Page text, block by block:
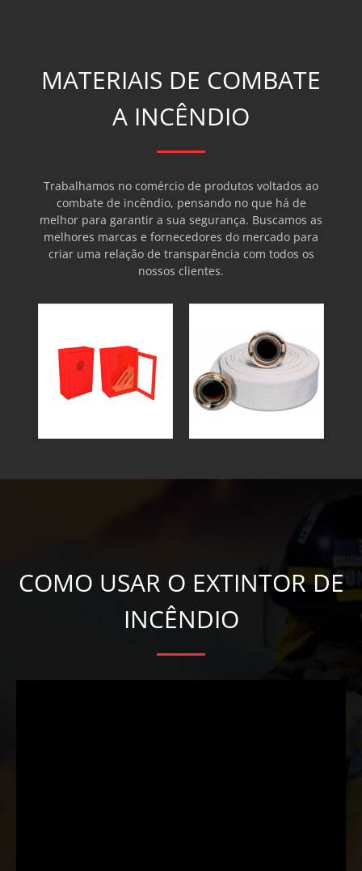
MATERIAIS DE COMBATE
A INCÊNDIO
Trabalhamos no comércio de produtos voltados ao
combate de incêndio, pensando no que há de
melhor para garantir a sua segurança. Buscamos as
melhores marcas e fornecedores do mercado para
criar uma relação de transparência com todos os
nossos clientes.
COMO USAR O EXTINTOR DE
INCÊNDIO